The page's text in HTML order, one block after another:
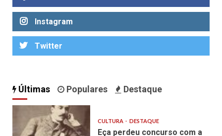
Instagram
Twitter
Últimas Populares Destaque
CULTURA DESTAQUE
Eça perdeu concurso com a